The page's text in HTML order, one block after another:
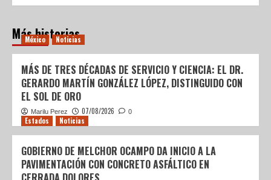
Más historias
México Noticias
MÁS DE TRES DÉCADAS DE SERVICIO Y CIENCIA: EL DR.
GERARDO MARTÍN GONZÁLEZ LÓPEZ, DISTINGUIDO CON
EL SOL DE ORO
Marilu Perez 07/08/2026 0
Estados Noticias
GOBIERNO DE MELCHOR OCAMPO DA INICIO A LA
PAVIMENTACIÓN CON CONCRETO ASFÁLTICO EN